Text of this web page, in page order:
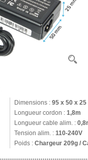
Dimensions : 95 x 50 x 25
Longueur cordon : 1,8m
Longueur cable alim. :
Tension alim. : 110-240V
Poids : Chargeur 209g /